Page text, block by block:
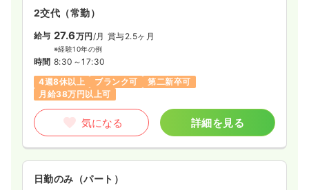
2交代（常勤）
給与 27.6万円 /月 賞与2.5ヶ月
※経験10年の例
時間 8:30～17:30
4週8休以上
ブランク可
第二新卒可
月給38万円以上可
気になる 詳細を見る
日勤のみ（パート）